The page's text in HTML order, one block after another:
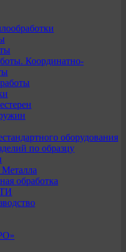
Координатно-
оборудования
по образцу
Металла
обработка